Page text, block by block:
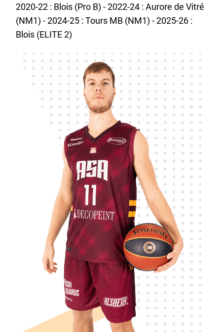
2020-22 : Blois (Pro B) - 2022-24 : Aurore de Vitré
(NM1) - 2024-25 : Tours MB (NM1) - 2025-26 :
Blois (ELITE 2)